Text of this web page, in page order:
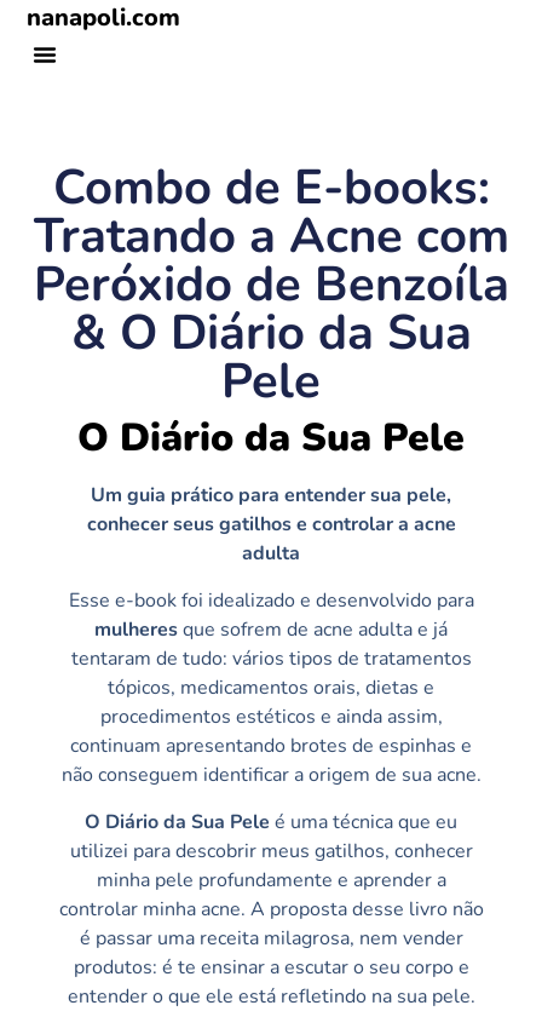
nanapoli.com
Combo de E-books:
Tratando a Acne com
Peróxido de Benzoíla
& O Diário da Sua
Pele
O Diário da Sua Pele
Um guia prático para entender sua pele,
conhecer seus gatilhos e controlar a acne
adulta
Esse e-book foi idealizado e desenvolvido para
mulheresque sofrem de acne adulta e já
tentaram de tudo: vários tipos de tratamentos
tópicos, medicamentos orais, dietas e
procedimentos estéticos e ainda assim,
continuam apresentando brotes de espinhas e
não conseguem identificar a origem de sua acne.
O Diário da Sua Pele é uma técnica que eu
utilizei para descobrir meus gatilhos, conhecer
minha pele profundamente e aprender a
controlar minha acne. A proposta desse livro não
é passar uma receita milagrosa, nem vender
produtos: é te ensinar a escutar o seu corpo e
entender o que ele está refletindo na sua pele.